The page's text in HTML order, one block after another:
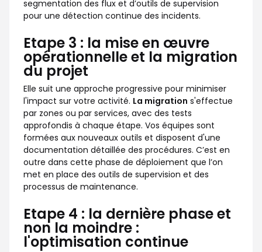
segmentation des flux et d’outils de supervision
pour une détection continue des incidents.
Etape 3 : la mise en œuvre
opérationnelle et la migration
du projet
Elle suit une approche progressive pour minimiser
l'impact sur votre activité. La migration s'effectue
par zones ou par services, avec des tests
approfondis à chaque étape. Vos équipes sont
formées aux nouveaux outils et disposent d'une
documentation détaillée des procédures. C’est en
outre dans cette phase de déploiement que l’on
met en place des outils de supervision et des
processus de maintenance.
Etape 4 : la dernière phase et
non la moindre :
l'optimisation continue